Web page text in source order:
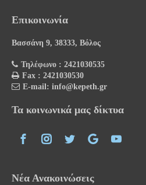
Επικοινωνία
Βασσάνη 9, 38333, Βόλος
Τηλέφωνο : 2421030535
Fax : 2421030530
E-mail: info@kepeth.gr
Τα κοινωνικά μας δίκτυα
Νέα Ανακοινώσεις